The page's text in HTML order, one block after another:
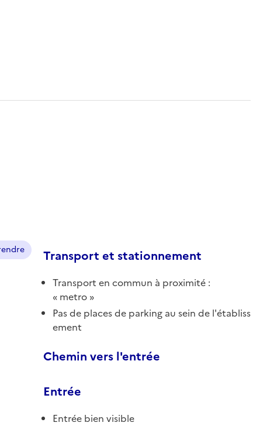
Transport et stationnement
Transport en commun à proximité :
metro
Pas de places de parking au sein de l'établiss
ement
Chemin vers l'entrée
Entrée
Entrée bien visible